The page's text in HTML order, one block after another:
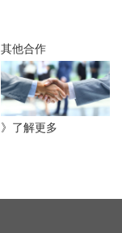
其他合作
》了解更多